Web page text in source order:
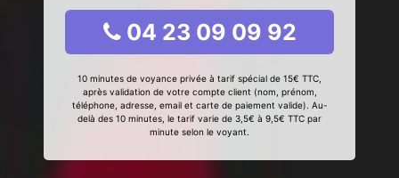
04 23 09 09 92
10 minutes de voyance privée à tarif spécial de 15€ TTC,
après validation de votre compte client (nom, prénom,
téléphone, adresse, email et carte de paiement valide). Au-
delà des 10 minutes, le tarif varie de 3,5€ à 9,5€ TTC par
minute selon le voyant.